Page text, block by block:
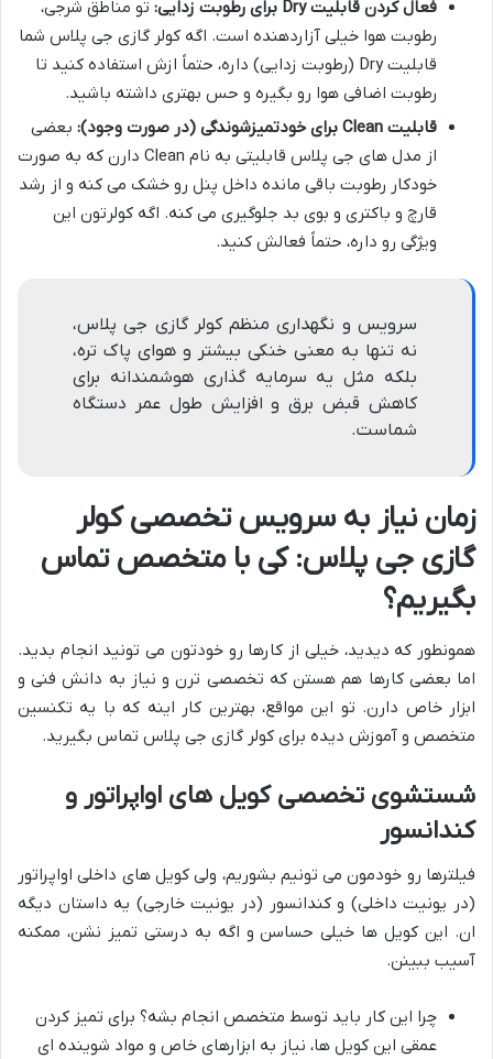
فعال کردن قابلیت Dry برای رطوبت زدایی:
تو مناطق شرجی،
رطوبت هوا خیلی آزاردهنده است. اگه کولر گازی جی پلاس شما
قابلیت Dry (رطوبت زدایی) داره، حتماً ازش استفاده کنید تا
رطوبت اضافی هوا رو بگیره و حس بهتری داشته باشید.
قابلیت Clean برای خودتمیزشوندگی (در صورت وجود):
بعضی
از مدل های جی پلاس قابلیتی به نام Clean دارن که به صورت
خودکار رطوبت باقی مانده داخل پنل رو خشک می کنه و از رشد
قارچ و باکتری و بوی بد جلوگیری می کنه. اگه کولرتون این
ویژگی رو داره، حتماً فعالش کنید.
سرویس و نگهداری منظم کولر گازی جی پلاس،
نه تنها به معنی خنکی بیشتر و هوای پاک تره،
بلکه مثل یه سرمایه گذاری هوشمندانه برای
کاهش قبض برق و افزایش طول عمر دستگاه
شماست.
زمان نیاز به سرویس تخصصی کولر
گازی جی پلاس: کی با متخصص تماس
بگیریم؟
همونطور که دیدید، خیلی از کارها رو خودتون می تونید انجام بدید.
اما بعضی کارها هم هستن که تخصصی ترن و نیاز به دانش فنی و
ابزار خاص دارن. تو این مواقع، بهترین کار اینه که با یه تکنسین
متخصص و آموزش دیده برای کولر گازی جی پلاس تماس بگیرید.
شستشوی تخصصی کویل های اواپراتور و
کندانسور
فیلترها رو خودمون می تونیم بشوریم، ولی کویل های داخلی اواپراتور
(در یونیت داخلی) و کندانسور (در یونیت خارجی) یه داستان دیگه
ان. این کویل ها خیلی حساسن و اگه به درستی تمیز نشن، ممکنه
آسیب ببینن.
چرا این کار باید توسط متخصص انجام بشه؟ برای تمیز کردن
عمقی این کویل ها، نیاز به ابزارهای خاص و مواد شوینده ای